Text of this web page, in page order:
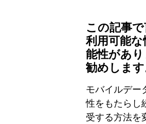
この記事
利用可能
能性があ
勧めします
モバイルデー
性をもたらし
受する方法を